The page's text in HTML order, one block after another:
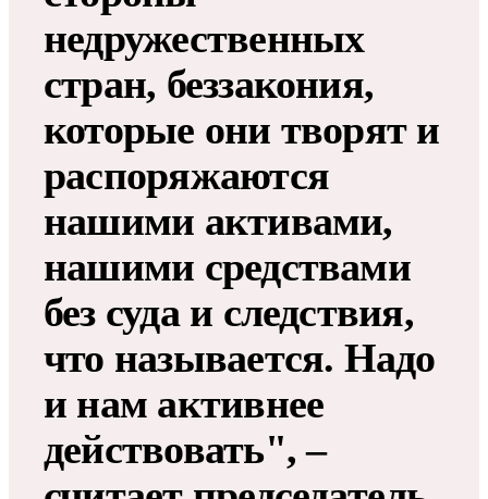
недружественных
стран, беззакония,
которые они творят и
распоряжаются
нашими активами,
нашими средствами
без суда и следствия,
что называется. Надо
и нам активнее
действовать", –